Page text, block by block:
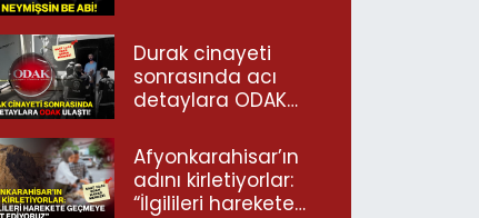
Durak cinayeti
sonrasında acı
detaylara ODAK
Afyonkarahisar’ın
adını kirletiyorlar:
“İlgilileri harekete